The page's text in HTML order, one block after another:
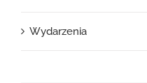
Wydarzenia